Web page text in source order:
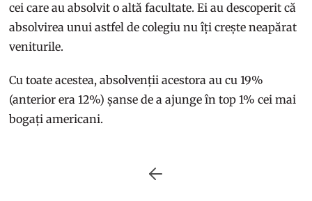
cei care au absolvit o altă facultate. Ei au descoperit că
absolvirea unui astfel de colegiu nu îți crește neapărat
veniturile.
Cu toate acestea, absolvenții acestora au cu 19%
(anterior era 12%) șanse de a ajunge în top 1% cei mai
bogați americani.